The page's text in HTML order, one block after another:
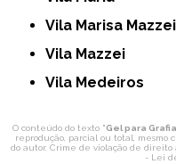
Vila Marisa Mazzei
Vila Mazzei
Vila Medeiros
O conteúdo do texto "Gel para
reprodução, parcial ou total, mesmo
do autor. Crime de violação de direito
- Lei